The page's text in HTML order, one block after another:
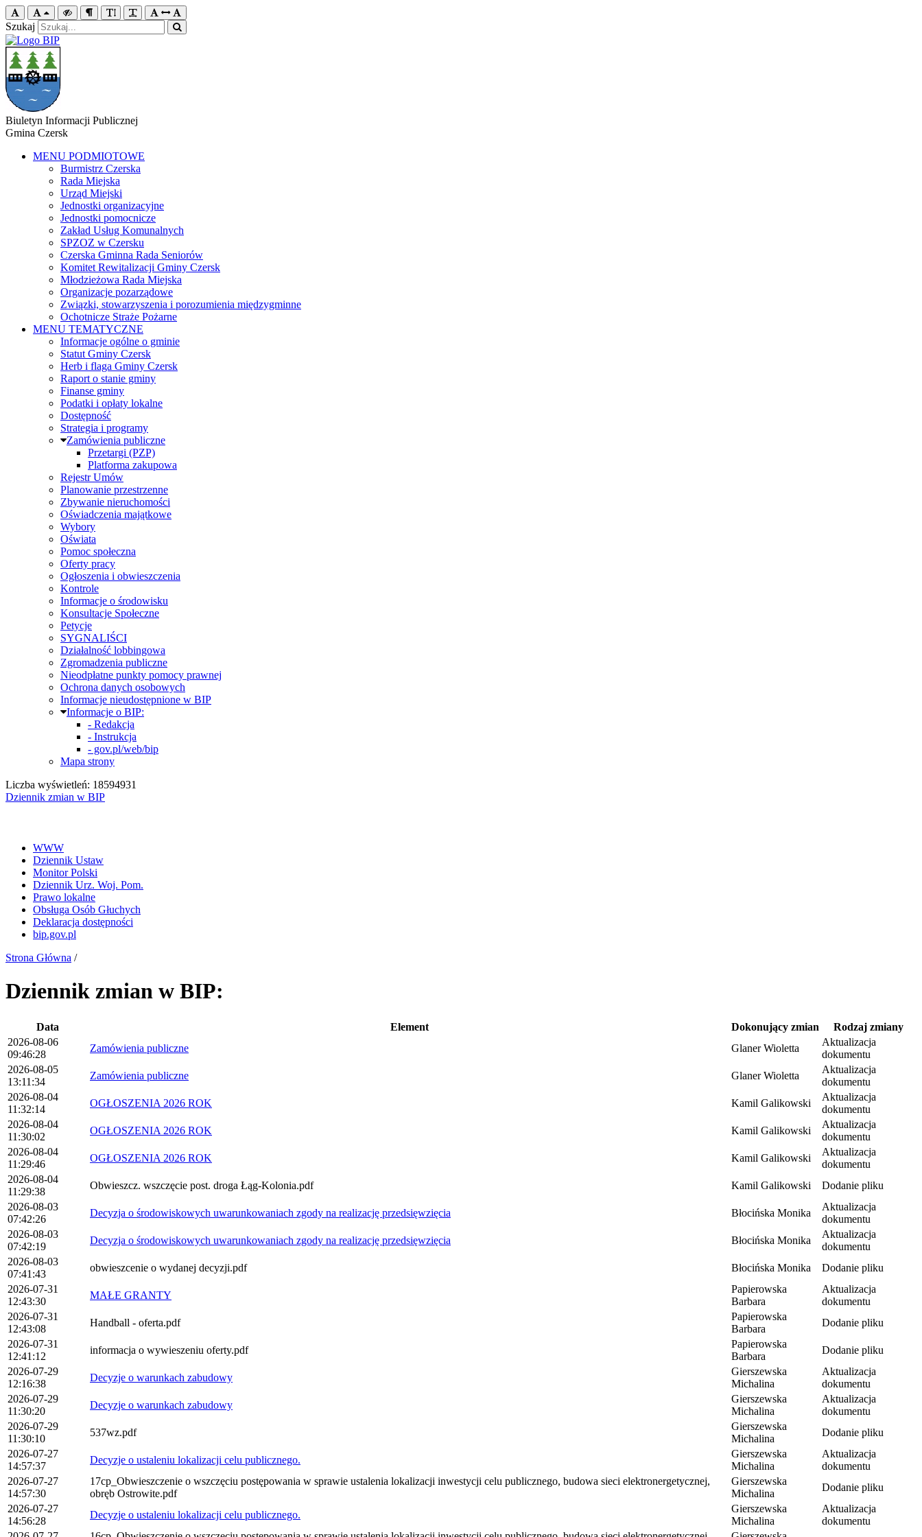
Szukaj
Biuletyn Informacji Publicznej
Gmina Czersk
MENU PODMIOTOWE
Burmistrz Czerska
Rada Miejska
Urząd Miejski
Jednostki organizacyjne
Jednostki pomocnicze
Zakład Usług Komunalnych
SPZOZ w Czersku
Czerska Gminna Rada Seniorów
Komitet Rewitalizacji Gminy Czersk
Młodzieżowa Rada Miejska
Organizacje pozarządowe
Związki, stowarzyszenia i porozumienia międzygminne
Ochotnicze Straże Pożarne
MENU TEMATYCZNE
Informacje ogólne o gminie
Statut Gminy Czersk
Herb i flaga Gminy Czersk
Raport o stanie gminy
Finanse gminy
Podatki i opłaty lokalne
Dostępność
Strategia i programy
Zamówienia publiczne
Przetargi (PZP)
Platforma zakupowa
Rejestr Umów
Planowanie przestrzenne
Zbywanie nieruchomości
Oświadczenia majątkowe
Wybory
Oświata
Pomoc społeczna
Oferty pracy
Ogłoszenia i obwieszczenia
Kontrole
Informacje o środowisku
Konsultacje Społeczne
Petycje
SYGNALIŚCI
Działalność lobbingowa
Zgromadzenia publiczne
Nieodpłatne punkty pomocy prawnej
Ochrona danych osobowych
Informacje nieudostępnione w BIP
Informacje o BIP:
- Redakcja
- Instrukcja
- gov.pl/web/bip
Mapa strony
Liczba wyświetleń: 18594931
Dziennik zmian w BIP
WWW
Dziennik Ustaw
Monitor Polski
Dziennik Urz. Woj. Pom.
Prawo lokalne
Obsługa Osób Głuchych
Deklaracja dostępności
bip.gov.pl
Strona Główna /
Dziennik zmian w BIP:
Data Element Dokonujący zmian
Rodzaj zmiany
2026-08-06
09:46:28
Zamówienia publiczne Glaner Wioletta
Aktualizacja
dokumentu
2026-08-05
13:11:34
Zamówienia publiczne Glaner Wioletta
Aktualizacja
dokumentu
2026-08-04
11:32:14
OGŁOSZENIA 2026 ROK Kamil Galikowski
Aktualizacja
dokumentu
2026-08-04
11:30:02
OGŁOSZENIA 2026 ROK Kamil Galikowski
Aktualizacja
dokumentu
2026-08-04
11:29:46
OGŁOSZENIA 2026 ROK Kamil Galikowski
Aktualizacja
dokumentu
2026-08-04
11:29:38
Obwieszcz. wszczęcie post. droga Łąg-Kolonia.pdf Kamil Galikowski
Dodanie pliku
2026-08-03
07:42:26
Decyzja o środowiskowych uwarunkowaniach zgody na realizację przedsięwzięcia Błocińska Monika
Aktualizacja
dokumentu
2026-08-03
07:42:19
Decyzja o środowiskowych uwarunkowaniach zgody na realizację przedsięwzięcia Błocińska Monika
Aktualizacja
dokumentu
2026-08-03
07:41:43
obwieszcenie o wydanej decyzji.pdf Błocińska Monika
Dodanie pliku
2026-07-31
12:43:30
MAŁE GRANTY
Papierowska
Barbara
Aktualizacja
dokumentu
2026-07-31
12:43:08
Handball - oferta.pdf
Papierowska
Barbara
Dodanie pliku
2026-07-31
12:41:12
informacja o wywieszeniu oferty.pdf
Papierowska
Barbara
Dodanie pliku
2026-07-29
12:16:38
Decyzje o warunkach zabudowy
Gierszewska
Michalina
Aktualizacja
dokumentu
2026-07-29
11:30:20
Decyzje o warunkach zabudowy
Gierszewska
Michalina
Aktualizacja
dokumentu
2026-07-29
11:30:10
537wz.pdf
Gierszewska
Michalina
Dodanie pliku
2026-07-27
14:57:37
Decyzje o ustaleniu lokalizacji celu publicznego.
Gierszewska
Michalina
Aktualizacja
dokumentu
2026-07-27
14:57:30
17cp_Obwieszczenie o wszczęciu postępowania w sprawie ustalenia lokalizacji inwestycji celu publicznego, budowa sieci elektronergetycznej,
obręb Ostrowite.pdf
Gierszewska
Michalina
Dodanie pliku
2026-07-27
14:56:28
Decyzje o ustaleniu lokalizacji celu publicznego.
Gierszewska
Michalina
Aktualizacja
dokumentu